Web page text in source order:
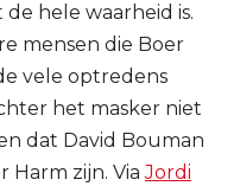
hele waarheid is.
mensen die Boer
vele optredens
het masker niet
dat David Bouman
Harm zijn. ViaJordi